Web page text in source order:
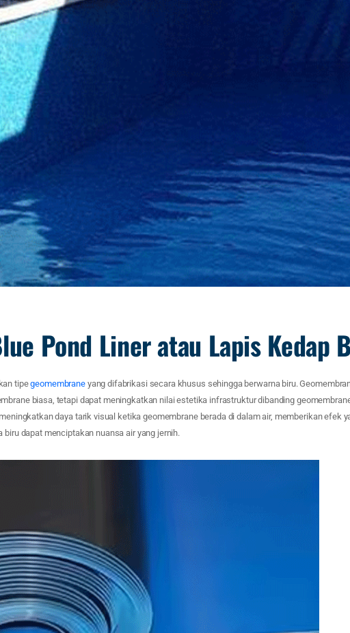
Pond Liner atau Lapis Kedap
tipegeomembraneyang difabrikasi secara khusus sehingga berwarna biru.
biasa, tetapi dapat meningkatkan nilai estetika infrastruktur dibanding
daya tarik visual ketika geomembrane berada di dalam air, memberikan efek
biru dapat menciptakan nuansa air yang jernih.